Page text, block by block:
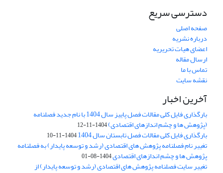
دسترسی سریع
صفحه اصلی
درباره نشریه
اعضای هیات تحریریه
ارسال مقاله
تماس با ما
نقشه سایت
آخرین اخبار
بارگذاری فایل کلی مقالات فصل پاییز سال 1404 با نام جدید فصلنامه
(پژوهش ها و چشم اندازهای اقتصادی)1404-11-12
بارگذاری فایل کلی مقالات فصل تابستان سال 1404 1404-11-10
تغییر نام فصلنامه پژوهش های اقتصادی (رشد و توسعه پایدار) به فصلنامه
پژوهش ها و چشم اندازهای اقتصادی1404-08-01
تغییر سایت فصلنامه پژوهش های اقتصادی (رشد و توسعه پایدار) از